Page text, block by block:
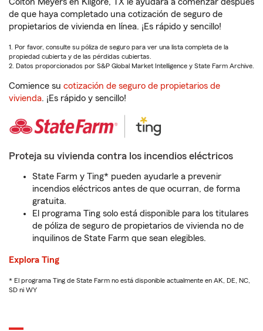
de que haya completado una cotización de seguro de
propietarios de vivienda en línea. ¡Es rápido y sencillo!
1. Por favor, consulte su póliza de seguro para ver una lista completa de la
propiedad cubierta y de las pérdidas cubiertas.
2. Datos proporcionados por S&P Global Market Intelligence y State Farm Archive.
Comience su cotización de seguro de propietarios de
vivienda. ¡Es rápido y sencillo!
Proteja su vivienda contra los incendios eléctricos
State Farm y Ting* pueden ayudarle a prevenir
incendios eléctricos antes de que ocurran, de forma
gratuita.
El programa Ting solo está disponible para los titulares
de póliza de seguro de propietarios de vivienda no de
inquilinos de State Farm que sean elegibles.
Explora Ting
* El programa Ting de State Farm no está disponible actualmente en AK, DE, NC,
SD ni WY